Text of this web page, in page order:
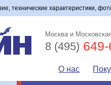
технические характеристики,
Москва и
8 (495)
О нас